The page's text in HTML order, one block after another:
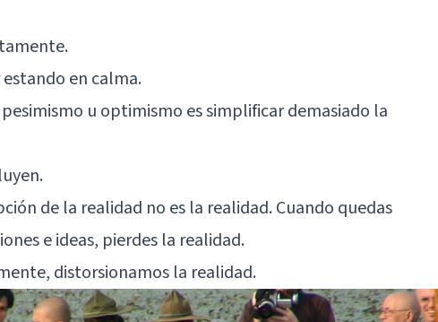
estando en calma.
u optimismo es simplificar demasiado la
de la realidad no es la realidad. Cuando quedas
e ideas, pierdes la realidad.
distorsionamos la realidad.